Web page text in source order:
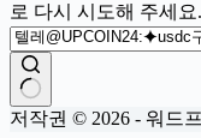
로 다시 시도해 주세요.
결
저작권 © 2026 - 워드